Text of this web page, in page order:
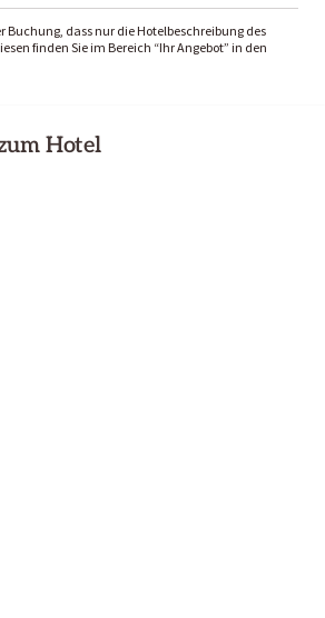
Buchung, dass nur die Hotelbeschreibung des
finden Sie im Bereich “Ihr Angebot” in den
Hotel